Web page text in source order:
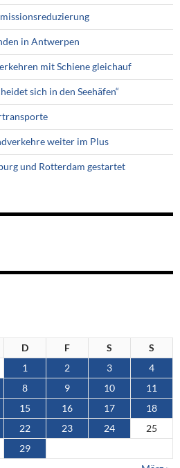
in Antwerpen
mit Schiene gleichauf
sich in den Seehäfen“
weiter im Plus
und Rotterdam gestartet
D F S
S
1
2 3
4
8 9 10
11
15 16 17
18
22 23 24
25
29